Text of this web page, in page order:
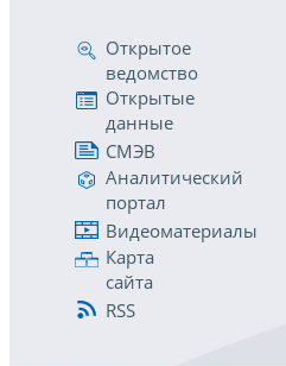
Открытое
ведомство
Открытые
данные
СМЭВ
Аналитический
портал
Видеоматериалы
Карта
сайта
RSS